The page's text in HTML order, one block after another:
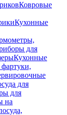
Ковровые
Кухонные
для
Кухонные
для
для
на